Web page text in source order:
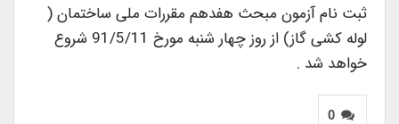
ثبت نام آزمون مبحث هفدهم مقررات ملی ساختمان (
لوله کشی گاز) از روز چهار شنبه مورخ 91/5/11 شروع
خواهد شد .
0